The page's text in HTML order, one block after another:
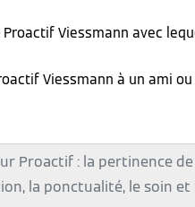
Viessmann avec
Viessmann à un ami